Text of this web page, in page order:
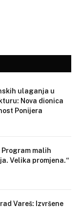
ulaganja u
Nova dionica
Ponijera
Program malih
Velika promjena.“
Vareš: Izvršene